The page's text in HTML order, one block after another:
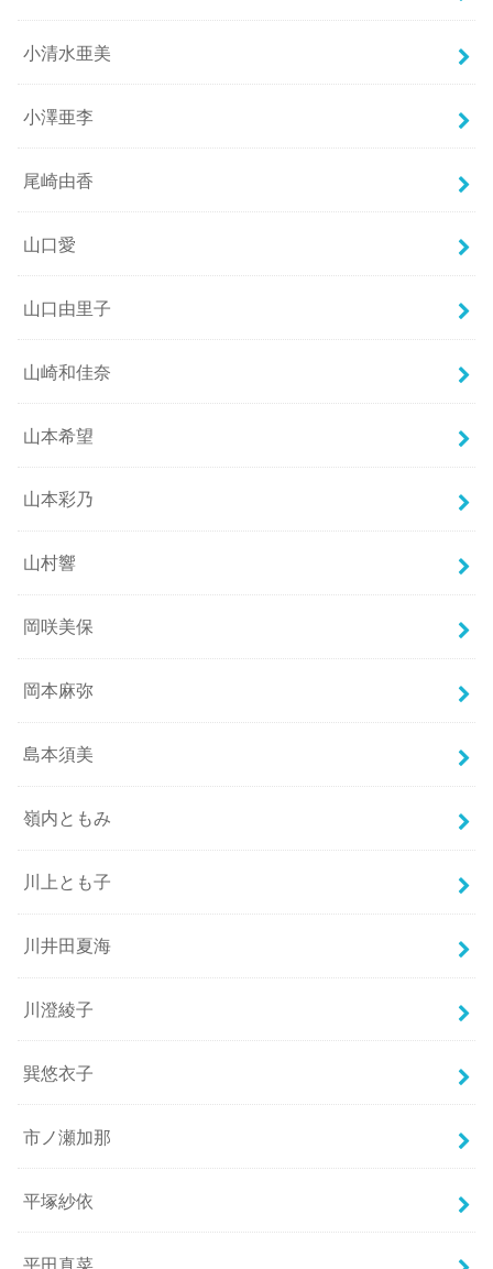
小清水亜美
小澤亜李
尾崎由香
山口愛
山口由里子
山崎和佳奈
山本希望
山本彩乃
山村響
岡咲美保
岡本麻弥
島本須美
嶺内ともみ
川上とも子
川井田夏海
川澄綾子
巽悠衣子
市ノ瀬加那
平塚紗依
平田真菜